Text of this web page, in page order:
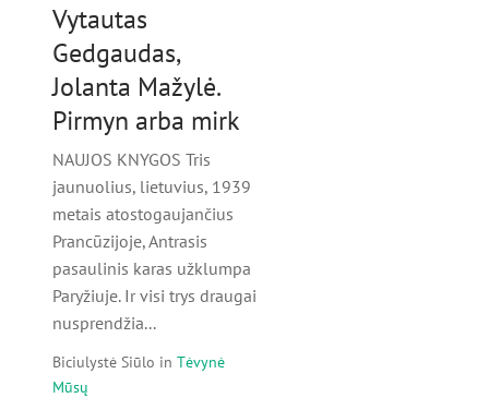
Vytautas
Gedgaudas,
Jolanta Mažylė.
Pirmyn arba mirk
NAUJOS KNYGOS Tris
jaunuolius, lietuvius, 1939
metais atostogaujančius
Prancūzijoje, Antrasis
pasaulinis karas užklumpa
Paryžiuje. Ir visi trys draugai
nusprendžia...
Biciulystė Siūlo in Tėvynė
Mūsų